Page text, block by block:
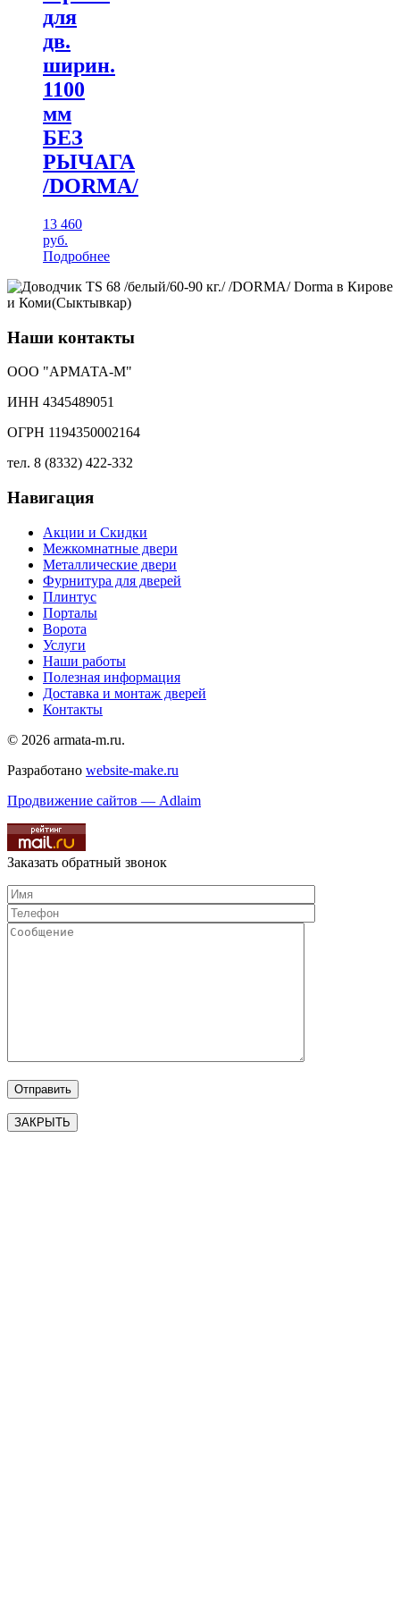
для
дв.
ширин.
1100
мм
БЕЗ
РЫЧАГА
/DORMA/
13 460
руб.
Подробнее
Наши контакты
ООО "АРМАТА-М"
ИНН 4345489051
ОГРН 1194350002164
тел. 8 (8332) 422-332
Навигация
Акции и Скидки
Межкомнатные двери
Металлические двери
Фурнитура для дверей
Плинтус
Порталы
Ворота
Услуги
Наши работы
Полезная информация
Доставка и монтаж дверей
Контакты
© 2026 armata-m.ru.
Разработано website-make.ru
Продвижение сайтов — Adlaim
Заказать обратный звонок
ЗАКРЫТЬ